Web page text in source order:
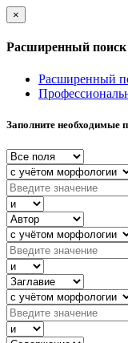
×
Расширенный поиск
Расширенный
Заполните необходимые